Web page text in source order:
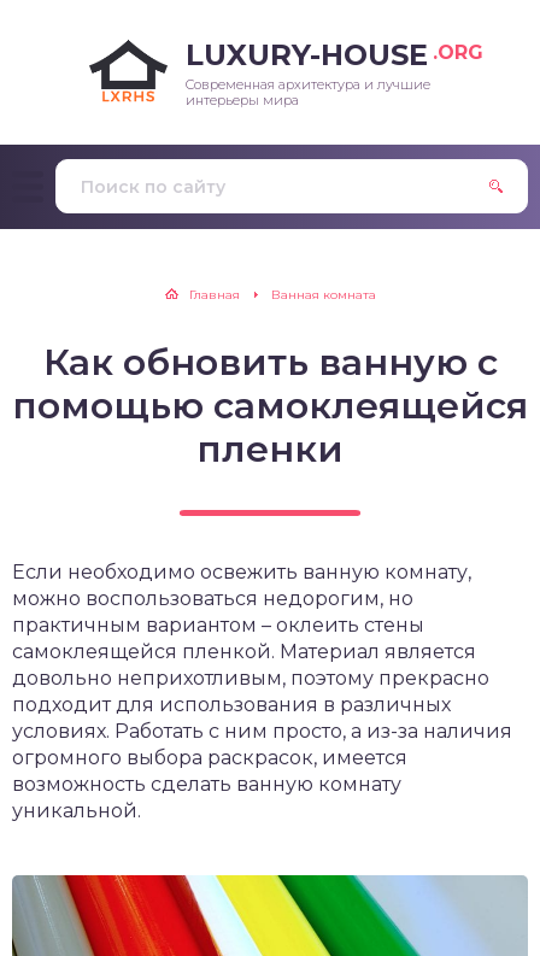
LUXURY-HOUSE .ORG
Современная архитектура и лучшие
интерьеры мира
Главная Ванная комната
Как обновить ванную с
помощью самоклеящейся
пленки
Если необходимо освежить ванную комнату,
можно воспользоваться недорогим, но
практичным вариантом – оклеить стены
самоклеящейся пленкой. Материал является
довольно неприхотливым, поэтому прекрасно
подходит для использования в различных
условиях. Работать с ним просто, а из-за наличия
огромного выбора раскрасок, имеется
возможность сделать ванную комнату
уникальной.